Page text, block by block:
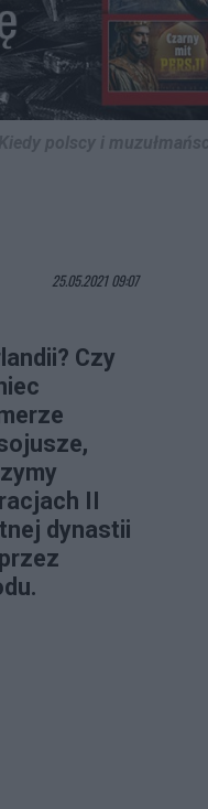
25.05.2021 09:07
Czy
II
dynastii